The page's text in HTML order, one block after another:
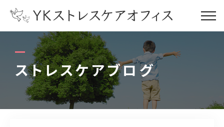
ストレスケアブログ
コンセプト
concept
サービス内容
service
お客様の声